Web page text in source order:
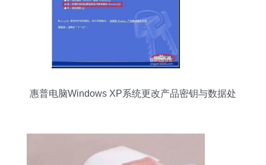
惠普电脑Windows XP系统更改产品密钥与数据处